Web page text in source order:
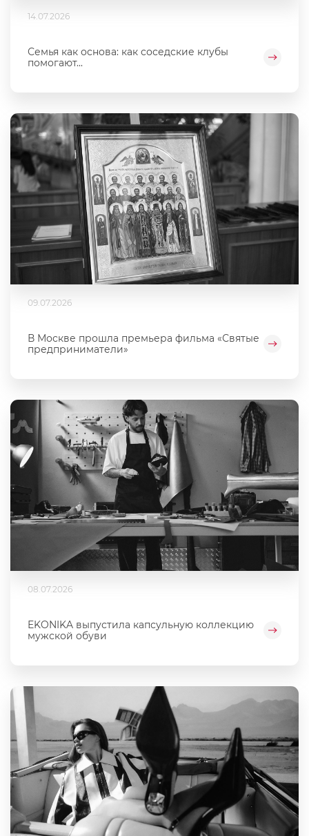
14.07.2026
Семья как основа: как соседские клубы
помогают...
09.07.2026
В Москве прошла премьера фильма «Святые
предприниматели»
08.07.2026
EKONIKA выпустила капсульную коллекцию
мужской обуви